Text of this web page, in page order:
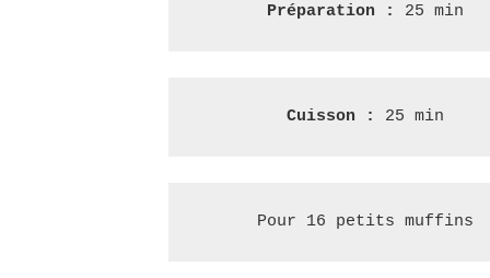
Préparation : 25 min
Cuisson : 25 min
Pour 16 petits muffins